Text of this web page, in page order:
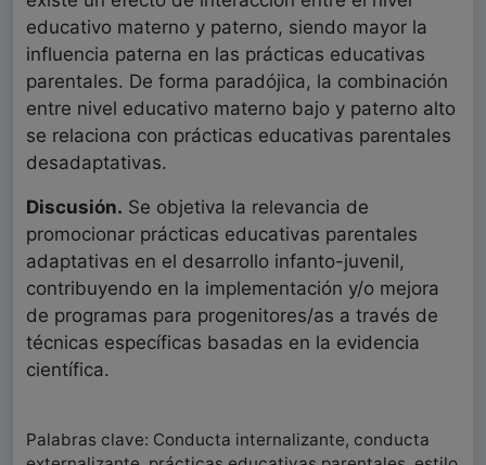
educativo materno y paterno, siendo mayor la
influencia paterna en las prácticas educativas
parentales. De forma paradójica, la combinación
entre nivel educativo materno bajo y paterno alto
se relaciona con prácticas educativas parentales
desadaptativas.
Discusión. Se objetiva la relevancia de
promocionar prácticas educativas parentales
adaptativas en el desarrollo infanto-juvenil,
contribuyendo en la implementación y/o mejora
de programas para progenitores/as a través de
técnicas específicas basadas en la evidencia
científica.
Palabras clave: Conducta internalizante, conducta